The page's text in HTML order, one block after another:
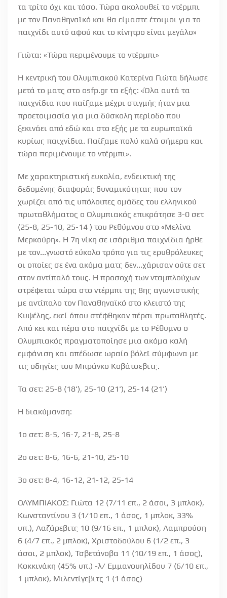
τα τρίτο όχι και τόσο. Τώρα ακολουθεί το ντέρμπι
με τον Παναθηναϊκό και θα είμαστε έτοιμοι για το
παιχνίδι αυτό αφού και το κίνητρο είναι μεγάλο»
Γιώτα: «Τώρα περιμένουμε το ντέρμπι»
Η κεντρική του Ολυμπιακού Κατερίνα Γιώτα δήλωσε
μετά το ματς στο osfp.gr τα εξής: «Όλα αυτά τα
παιχνίδια που παίξαμε μέχρι στιγμής ήταν μια
προετοιμασία για μια δύσκολη περίοδο που
ξεκινάει από εδώ και στο εξής με τα ευρωπαϊκά
κυρίως παιχνίδια. Παίξαμε πολύ καλά σήμερα και
τώρα περιμένουμε το ντέρμπι».
Με χαρακτηριστική ευκολία, ενδεικτική της
δεδομένης διαφοράς δυναμικότητας που τον
χωρίζει από τις υπόλοιπες ομάδες του ελληνικού
πρωταθλήματος ο Ολυμπιακός επικράτησε 3-0 σετ
(25-8, 25-10, 25-14 ) του Ρεθύμνου στο «Μελίνα
Μερκούρη». Η 7η νίκη σε ισάριθμα παιχνίδια ήρθε
με τον...γνωστό εύκολο τρόπο για τις ερυθρόλευκες
οι οποίες σε ένα ακόμα ματς δεν...χάρισαν ούτε σετ
στον αντίπαλό τους. H προσοχή των νταμπλούχων
στρέφεται τώρα στο ντέρμπι της 8ης αγωνιστικής
με αντίπαλο τον Παναθηναϊκό στο κλειστό της
Κυψέλης, εκεί όπου στέφθηκαν πέρσι πρωταθλητές.
Από κει και πέρα στο παιχνίδι με το Ρέθυμνο ο
Ολυμπιακός πραγματοποίησε μια ακόμα καλή
εμφάνιση και απέδωσε ωραίο βόλεϊ σύμφωνα με
τις οδηγίες του Μπράνκο Κοβάτσεβιτς.
Τα σετ: 25-8 (18'), 25-10 (21'), 25-14 (21')
Η διακύμανση:
1ο σετ: 8-5, 16-7, 21-8, 25-8
2ο σετ: 8-6, 16-6, 21-10, 25-10
3ο σετ: 8-4, 16-12, 21-12, 25-14
ΟΛΥΜΠΙΑΚΟΣ: Γιώτα 12 (7/11 επ., 2 άσοι, 3 μπλοκ),
Κωνσταντίνου 3 (1/10 επ., 1 άσος, 1 μπλοκ, 33%
υπ.), Λαζάρεβιτς 10 (9/16 επ., 1 μπλοκ), Λαμπρούση
6 (4/7 επ., 2 μπλοκ), Χριστοδούλου 6 (1/2 επ., 3
άσοι, 2 μπλοκ), Τσβετάνοβα 11 (10/19 επ., 1 άσος),
Κοκκινάκη (45% υπ.) -λ/ Εμμανουηλίδου 7 (6/10 επ.,
1 μπλοκ), Μιλεντίγεβιτς 1 (1 άσος)